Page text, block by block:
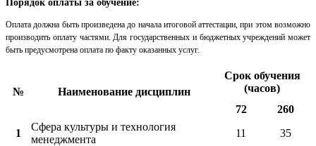
Порядок оплаты за обучение:
Оплата должна быть произведена до начала итоговой аттестации, при этом возможно
производить оплату частями. Для государственных и бюджетных учреждений может
быть предусмотрена оплата по факту оказанных услуг.
№ Наименование дисциплин
Срок обучения
(часов)
72
260
1
Сфера культуры и технология
менеджмента
11 35